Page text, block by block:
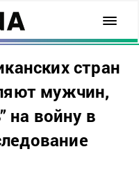
стран
мужчин,
на войну в